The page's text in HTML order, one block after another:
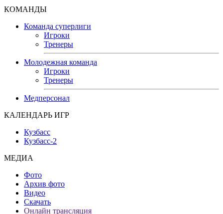
КОМАНДЫ
Команда суперлиги
Игроки
Тренеры
Молодежная команда
Игроки
Тренеры
Медперсонал
КАЛЕНДАРЬ ИГР
Кузбасс
Кузбасс-2
МЕДИА
Фото
Архив фото
Видео
Скачать
Онлайн трансляция